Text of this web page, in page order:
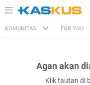
KOMUNITAS FOR YOU
Agan akan
Klik tautan di